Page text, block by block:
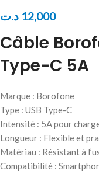
12,000 د.ت
Câble
Type-C 5A
Marque : Borofone
Type : USB Type-C
Intensité : 5A pour
Longueur : Flexible et
Matériau : Résistant à
Compatibilité :